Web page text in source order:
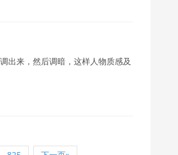
出来，然后调暗，这样人物质感及